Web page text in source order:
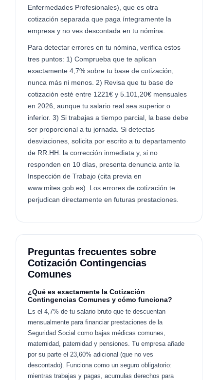
Enfermedades Profesionales), que es otra
cotización separada que paga íntegramente la
empresa y no ves descontada en tu nómina.
Para detectar errores en tu nómina, verifica estos
tres puntos: 1) Comprueba que te aplican
exactamente 4,7% sobre tu base de cotización,
nunca más ni menos. 2) Revisa que tu base de
cotización esté entre 1221€ y 5.101,20€ mensuales
en 2026, aunque tu salario real sea superior o
inferior. 3) Si trabajas a tiempo parcial, la base debe
ser proporcional a tu jornada. Si detectas
desviaciones, solicita por escrito a tu departamento
de RR.HH. la corrección inmediata y, si no
responden en 10 días, presenta denuncia ante la
Inspección de Trabajo (cita previa en
www.mites.gob.es). Los errores de cotización te
perjudican directamente en futuras prestaciones.
Preguntas frecuentes sobre
Cotización Contingencias
Comunes
¿Qué es exactamente la Cotización
Contingencias Comunes y cómo funciona?
Es el 4,7% de tu salario bruto que te descuentan
mensualmente para financiar prestaciones de la
Seguridad Social como bajas médicas comunes,
maternidad, paternidad y pensiones. Tu empresa añade
por su parte el 23,60% adicional (que no ves
descontado). Funciona como un seguro obligatorio:
mientras trabajas y pagas, acumulas derechos para